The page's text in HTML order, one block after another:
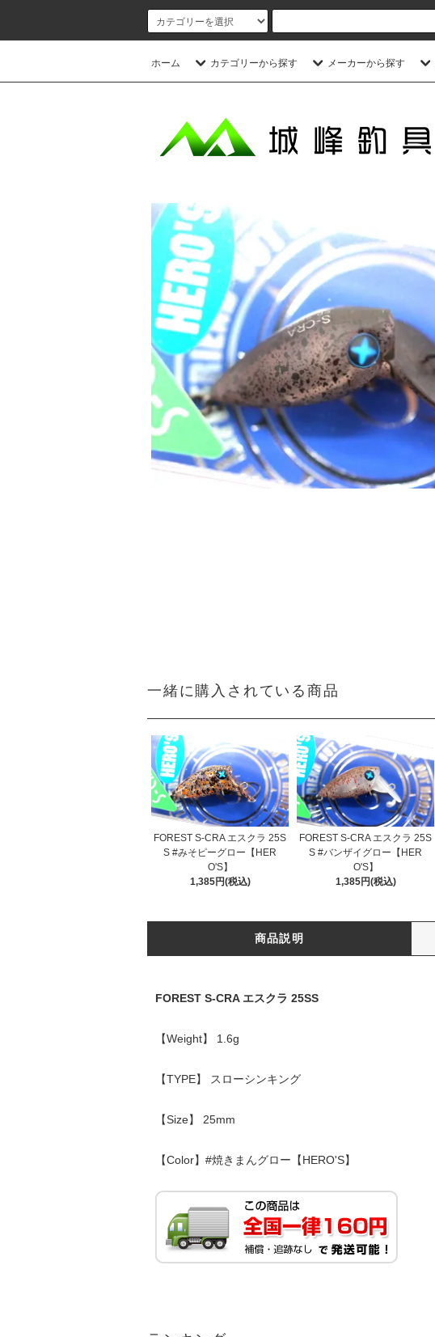
ホーム カテゴリーから探す メーカーから探す
一緒に購入されている商品
FOREST S-CRA エスクラ 25S
S #みそピーグロー【HER
O'S】
1,385円(税込)
FOREST S-CRA エスクラ 25S
S #バンザイグロー【HER
O'S】
1,385円(税込)
商品説明
FOREST S-CRA エスクラ 25SS
【Weight】 1.6g
【TYPE】 スローシンキング
【Size】 25mm
【Color】#焼きまんグロー【HERO'S】